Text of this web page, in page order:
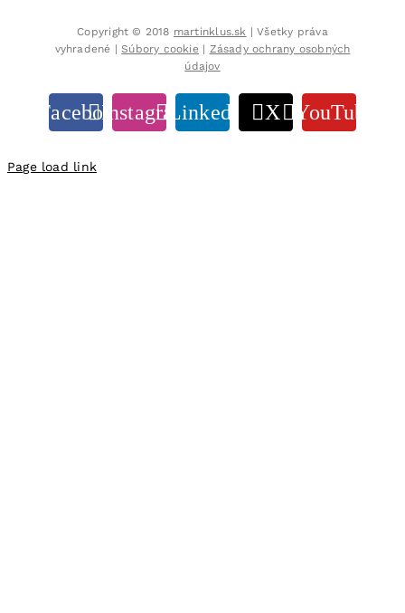
Copyright © 2018 martinklus.sk | Všetky práva
vyhradené |Súbory cookie| Zásady ochrany osobných
údajov
FacebookInstagramLinkedIn X YouTube
Page load link